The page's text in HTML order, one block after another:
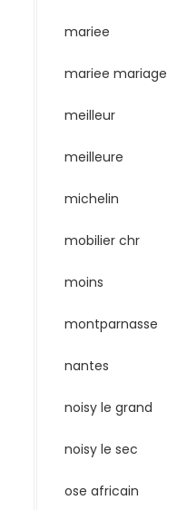
mariee
mariee mariage
meilleur
meilleure
michelin
mobilier chr
moins
montparnasse
nantes
noisy le grand
noisy le sec
ose africain